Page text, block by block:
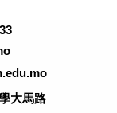
大馬路